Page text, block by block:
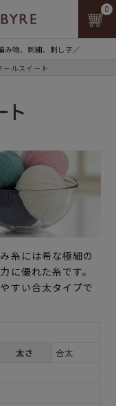
み物、刺繍、刺し子／
0
ールスイート
ト
糸には希な極細の
に優れた糸です。
すい合太タイプで
太さ
合太